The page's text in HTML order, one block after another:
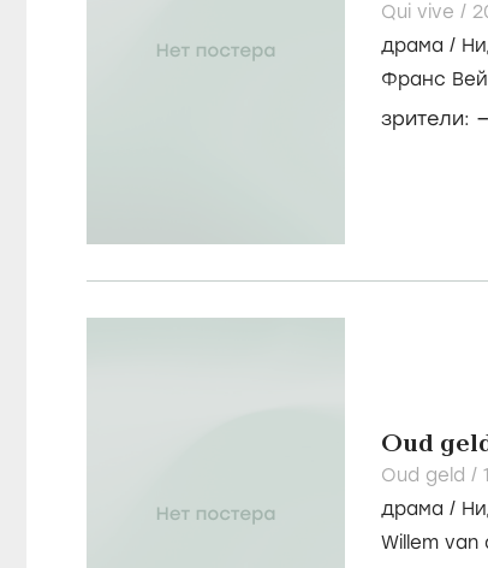
Qui vive /
драма /
Франс
зрители: –
Oud
Oud geld /
драма /
Willem van